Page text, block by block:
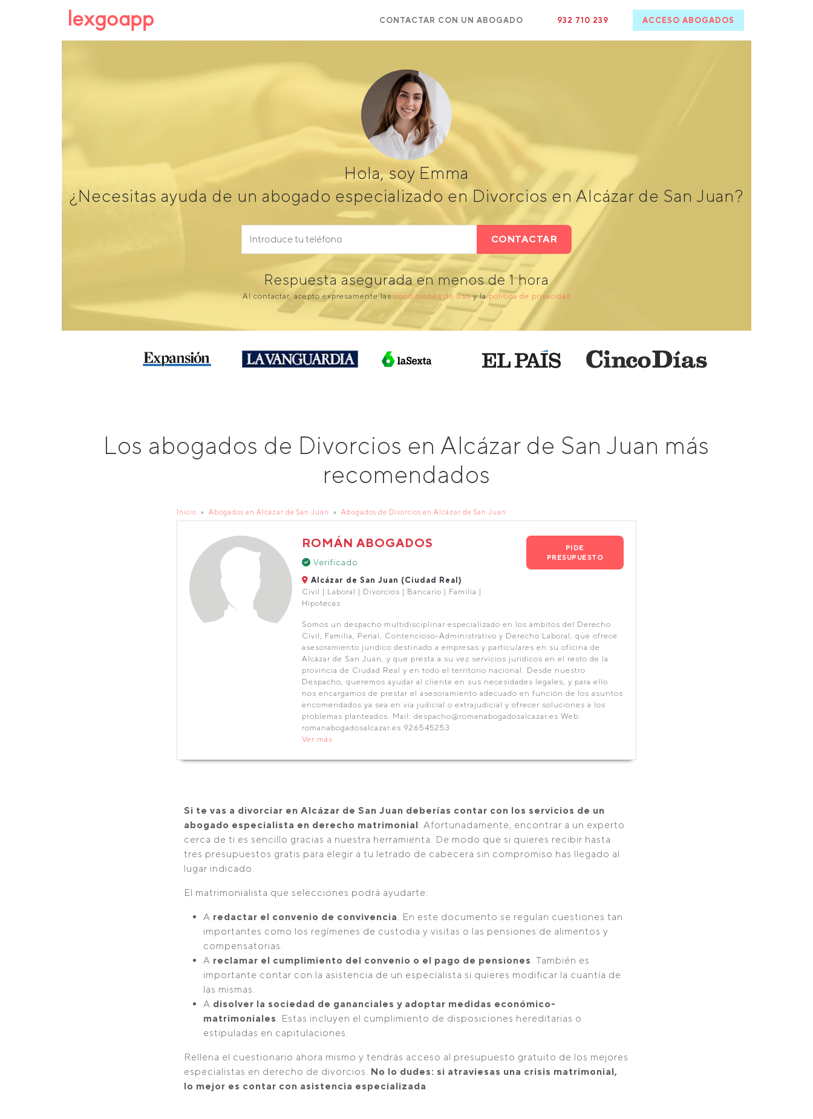
CONTACTAR CON UN ABOGADO 932 710 239 ACCESO ABOGADOS
Hola, soy Emma
¿Necesitas ayuda de un abogado especializado en Divorcios en Alcázar de San Juan?
CONTACTAR
Respuesta asegurada en menos de 1 hora
Al contactar, acepto expresamente las condiciones de usoy lapolítica de privacidad
Los abogados de Divorcios en Alcázar de San Juan más
recomendados
Inicio Abogados en Alcázar de San Juan Abogados de Divorcios en Alcázar de San Juan
ROMÁN ABOGADOS
Verificado
Alcázar de San Juan (Ciudad Real)
Civil | Laboral | Divorcios | Bancario | Familia |
Hipotecas
PIDE
PRESUPUESTO
Somos un despacho multidisciplinar especializado en los ámbitos del Derecho
Civil, Familia, Penal, Contencioso-Administrativo y Derecho Laboral, que ofrece
asesoramiento jurídico destinado a empresas y particulares en su oficina de
Alcázar de San Juan, y que presta a su vez servicios jurídicos en el resto de la
provincia de Ciudad Real y en todo el territorio nacional. Desde nuestro
Despacho, queremos ayudar al cliente en sus necesidades legales, y para ello
nos encargamos de prestar el asesoramiento adecuado en función de los asuntos
encomendados ya sea en vía judicial o extrajudicial y ofrecer soluciones a los
problemas planteados. Mail: despacho@romanabogadosalcazar.es Web:
romanabogadosalcazar.es 926545253
Ver más
Si te vas a divorciar en Alcázar de San Juan deberías contar con los servicios de un
abogado especialista en derecho matrimonial. Afortunadamente, encontrar a un experto
cerca de ti es sencillo gracias a nuestra herramienta. De modo que si quieres recibir hasta
tres presupuestos gratis para elegir a tu letrado de cabecera sin compromiso has llegado al
lugar indicado.
El matrimonialista que selecciones podrá ayudarte:
A redactar el convenio de convivencia. En este documento se regulan cuestiones tan
importantes como los regímenes de custodia y visitas o las pensiones de alimentos y
compensatorias.
A reclamar el cumplimiento del convenio o el pago de pensiones. También es
importante contar con la asistencia de un especialista si quieres modificar la cuantía de
las mismas.
A disolver la sociedad de gananciales y adoptar medidas económico-
matrimoniales. Estas incluyen el cumplimiento de disposiciones hereditarias o
estipuladas en capitulaciones.
Rellena el cuestionario ahora mismo y tendrás acceso al presupuesto gratuito de los mejores
especialistas en derecho de divorcios. No lo dudes: si atraviesas una crisis matrimonial,
lo mejor es contar con asistencia especializada.